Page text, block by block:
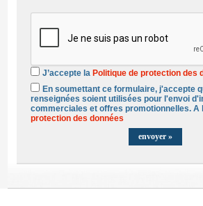
J’accepte la Politique de protection des
En soumettant ce formulaire, j'accepte
renseignées soient utilisées pour l'envoi
commerciales et offres promotionnelles. A
protection des données